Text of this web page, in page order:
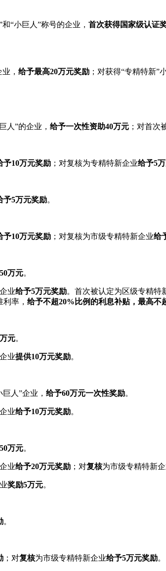
“小巨人”称号的企业， 首次获得国家级认证
， 给予最高20万元奖励 ；对获得“专精特新”
”的企业， 给予一次性资助40万元 ；对首次
予10万元奖励 ；对复核为专精特新企业给予5
予5万元奖励。
予10万元奖励 ；对复核为市级专精特新企业给
万元。
业给予5万元奖励。首次被认定为区级专精特
率， 给予不超20%比例的利息补贴，最高不
元。
业提供10万元奖励。
人”企业， 给予60万元一次性奖励。
业给予10万元奖励。
万元。
业给予20万元奖励 ；对复核为市级专精特新
奖励5万元。
。
；对复核为市级专精特新企业给予5万元奖励。